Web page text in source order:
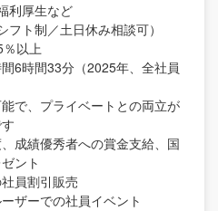
利厚生など
フト制／土日休み相談可）
％以上
間6時間33分（2025年、全社員
能で、プライベートとの両立が
、成績優秀者への賞金支給、国
ント
員割引販売
ザーでの社員イベント